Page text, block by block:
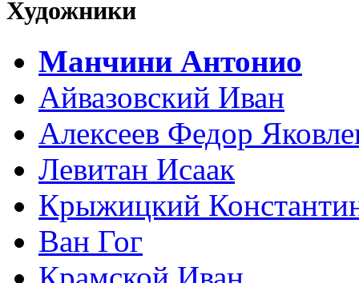
Художники
Манчини Антонио
Айвазовский Иван
Алексеев Федор
Левитан Исаак
Крыжицкий
Ван Гог